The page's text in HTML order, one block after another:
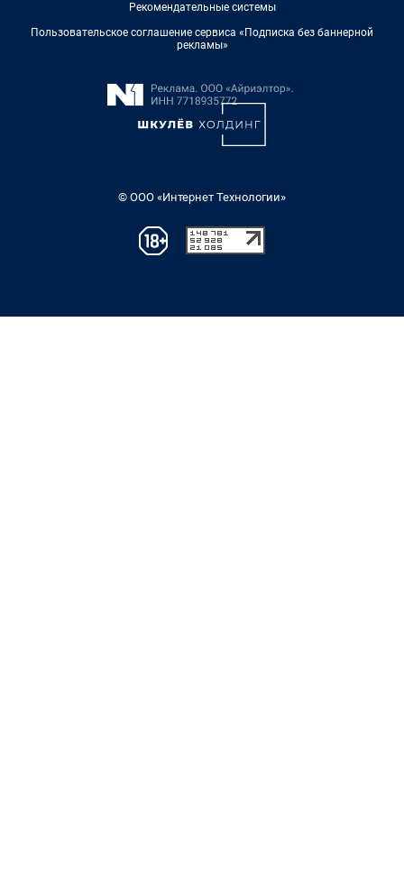
Рекомендательные системы
Пользовательское соглашение сервиса «Подписка без баннерной
рекламы»
© ООО «Интернет Технологии»